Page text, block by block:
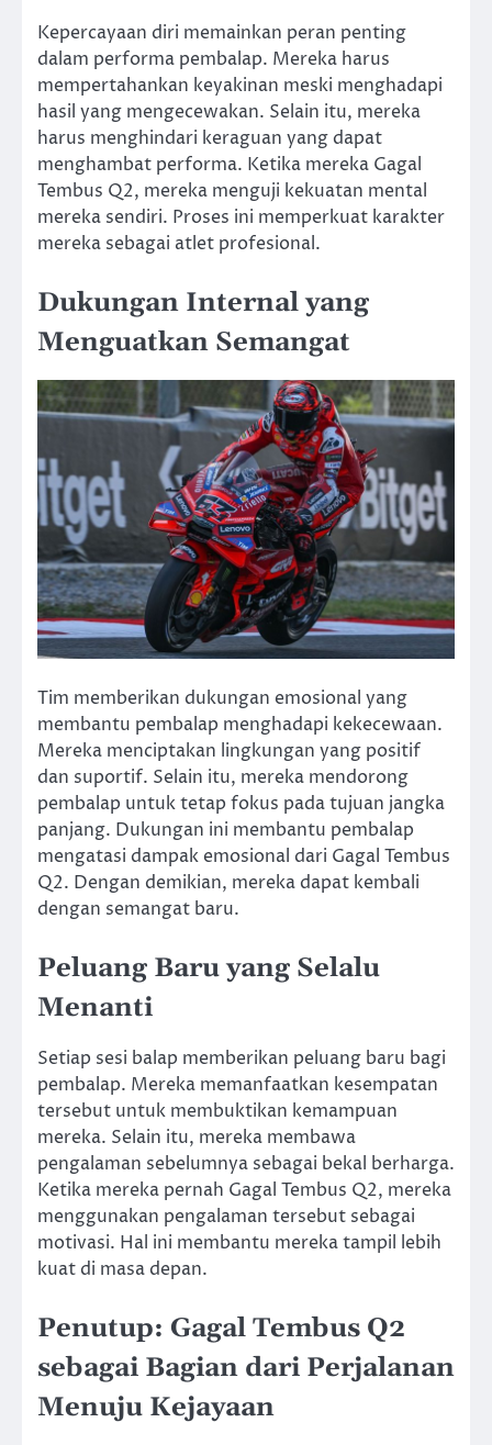
Kepercayaan diri memainkan peran penting
dalam performa pembalap. Mereka harus
mempertahankan keyakinan meski menghadapi
hasil yang mengecewakan. Selain itu, mereka
harus menghindari keraguan yang dapat
menghambat performa. Ketika mereka Gagal
Tembus Q2, mereka menguji kekuatan mental
mereka sendiri. Proses ini memperkuat karakter
mereka sebagai atlet profesional.
Dukungan Internal yang
Menguatkan Semangat
Tim memberikan dukungan emosional yang
membantu pembalap menghadapi kekecewaan.
Mereka menciptakan lingkungan yang positif
dan suportif. Selain itu, mereka mendorong
pembalap untuk tetap fokus pada tujuan jangka
panjang. Dukungan ini membantu pembalap
mengatasi dampak emosional dari Gagal Tembus
Q2. Dengan demikian, mereka dapat kembali
dengan semangat baru.
Peluang Baru yang Selalu
Menanti
Setiap sesi balap memberikan peluang baru bagi
pembalap. Mereka memanfaatkan kesempatan
tersebut untuk membuktikan kemampuan
mereka. Selain itu, mereka membawa
pengalaman sebelumnya sebagai bekal berharga.
Ketika mereka pernah Gagal Tembus Q2, mereka
menggunakan pengalaman tersebut sebagai
motivasi. Hal ini membantu mereka tampil lebih
kuat di masa depan.
Penutup: Gagal Tembus Q2
sebagai Bagian dari Perjalanan
Menuju Kejayaan